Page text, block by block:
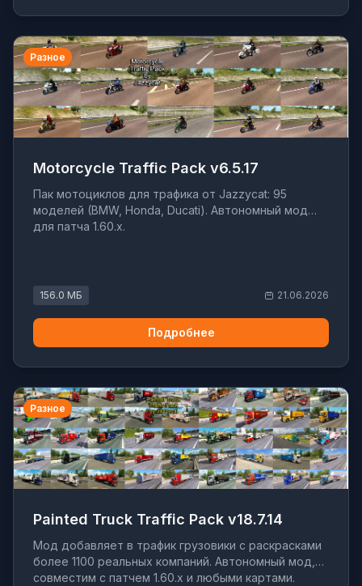
Разное
Motorcycle Traffic Pack v6.5.17
Пак мотоциклов для трафика от Jazzycat: 95
моделей (BMW, Honda, Ducati). Автономный мод
для патча 1.60.x.
156.0 МБ 21.06.2026
Подробнее
Разное
Painted Truck Traffic Pack v18.7.14
Мод добавляет в трафик грузовики с раскрасками
более 1100 реальных компаний. Автономный мод,
совместим с патчем 1.60.x и любыми картами.